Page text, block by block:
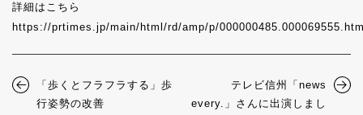
詳細はこちら
https://prtimes.jp/main/html/rd/amp/p/
「歩くとフラフラする」歩
行姿勢の改善
テレビ信州「news
every.」さんに出演しまし